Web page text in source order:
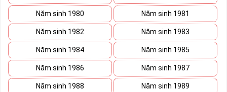
Năm sinh 1980 Năm sinh 1981
Năm sinh 1982 Năm sinh 1983
Năm sinh 1984 Năm sinh 1985
Năm sinh 1986 Năm sinh 1987
Năm sinh 1988 Năm sinh 1989